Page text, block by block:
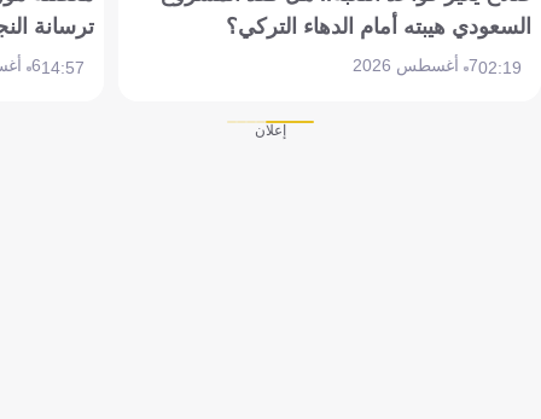
السعودي هيبته أمام الدهاء التركي؟
02:197 أغسطس 2026
ترسانة
14:576 أغسطس 2026
إعلان